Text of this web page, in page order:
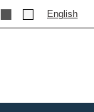
English